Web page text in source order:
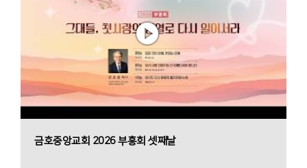
금호중앙교회 2026 부흥회 셋째날